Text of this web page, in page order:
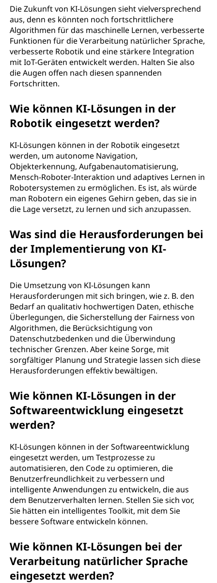
Die Zukunft von KI-Lösungen sieht vielversprechend
aus, denn es könnten noch fortschrittlichere
Algorithmen für das maschinelle Lernen, verbesserte
Funktionen für die Verarbeitung natürlicher Sprache,
verbesserte Robotik und eine stärkere Integration
mit IoT-Geräten entwickelt werden. Halten Sie also
die Augen offen nach diesen spannenden
Fortschritten.
Wie können KI-Lösungen in der
Robotik eingesetzt werden?
KI-Lösungen können in der Robotik eingesetzt
werden, um autonome Navigation,
Objekterkennung, Aufgabenautomatisierung,
Mensch-Roboter-Interaktion und adaptives Lernen in
Robotersystemen zu ermöglichen. Es ist, als würde
man Robotern ein eigenes Gehirn geben, das sie in
die Lage versetzt, zu lernen und sich anzupassen.
Was sind die Herausforderungen bei
der Implementierung von KI-
Lösungen?
Die Umsetzung von KI-Lösungen kann
Herausforderungen mit sich bringen, wie z. B. den
Bedarf an qualitativ hochwertigen Daten, ethische
Überlegungen, die Sicherstellung der Fairness von
Algorithmen, die Berücksichtigung von
Datenschutzbedenken und die Überwindung
technischer Grenzen. Aber keine Sorge, mit
sorgfältiger Planung und Strategie lassen sich diese
Herausforderungen effektiv bewältigen.
Wie können KI-Lösungen in der
Softwareentwicklung eingesetzt
werden?
KI-Lösungen können in der Softwareentwicklung
eingesetzt werden, um Testprozesse zu
automatisieren, den Code zu optimieren, die
Benutzerfreundlichkeit zu verbessern und
intelligente Anwendungen zu entwickeln, die aus
dem Benutzerverhalten lernen. Stellen Sie sich vor,
Sie hätten ein intelligentes Toolkit, mit dem Sie
bessere Software entwickeln können.
Wie können KI-Lösungen bei der
Verarbeitung natürlicher Sprache
eingesetzt werden?